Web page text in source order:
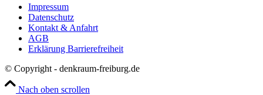
Impressum
Datenschutz
Kontakt & Anfahrt
AGB
Erklärung Barrierefreiheit
© Copyright - denkraum-freiburg.de
Nach oben scrollen